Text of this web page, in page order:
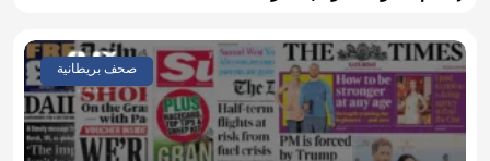
صحف بريطانية